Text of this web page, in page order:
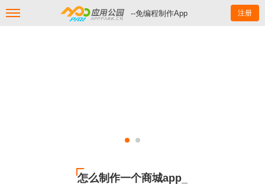
--免编程制作App 注册
怎么制作一个商城app_